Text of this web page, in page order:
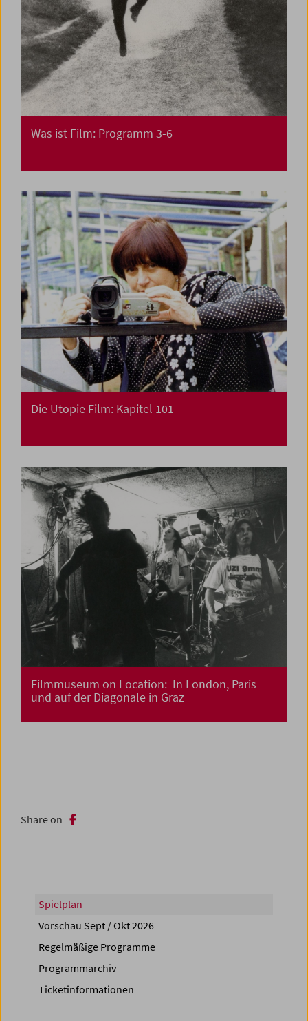
Was ist Film: Programm 3-6
Die Utopie Film: Kapitel 101
Filmmuseum on Location: In London, Paris
und auf der Diagonale in Graz
Share on
Spielplan
Vorschau Sept / Okt 2026
Regelmäßige Programme
Programmarchiv
Ticketinformationen